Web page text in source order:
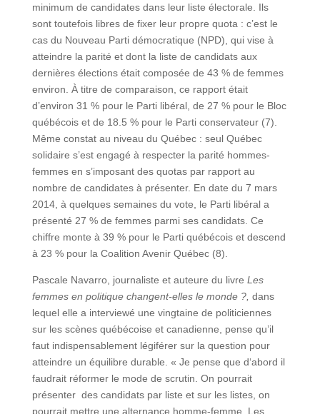
minimum de candidates dans leur liste électorale. Ils
sont toutefois libres de fixer leur propre quota : c’est le
cas du Nouveau Parti démocratique (NPD), qui vise à
atteindre la parité et dont la liste de candidats aux
dernières élections était composée de 43 % de femmes
environ. À titre de comparaison, ce rapport était
d’environ 31 % pour le Parti libéral, de 27 % pour le Bloc
québécois et de 18.5 % pour le Parti conservateur (7).
Même constat au niveau du Québec : seul Québec
solidaire s’est engagé à respecter la parité hommes-
femmes en s’imposant des quotas par rapport au
nombre de candidates à présenter. En date du 7 mars
2014, à quelques semaines du vote, le Parti libéral a
présenté 27 % de femmes parmi ses candidats. Ce
chiffre monte à 39 % pour le Parti québécois et descend
à 23 % pour la Coalition Avenir Québec (8).
Pascale Navarro, journaliste et auteure du livre Les
femmes en politique changent-elles le monde ?, dans
lequel elle a interviewé une vingtaine de politiciennes
sur les scènes québécoise et canadienne, pense qu’il
faut indispensablement légiférer sur la question pour
atteindre un équilibre durable. « Je pense que d‘abord il
faudrait réformer le mode de scrutin. On pourrait
présenter des candidats par liste et sur les listes, on
pourrait mettre une alternance homme-femme. Les